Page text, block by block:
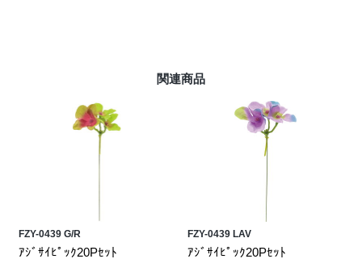
関連商品
FZY-0439 G/R
ｱｼﾞｻｲﾋﾟｯｸ20Pｾｯﾄ
FZY-0439 LAV
ｱｼﾞｻｲﾋﾟｯｸ20Pｾｯﾄ